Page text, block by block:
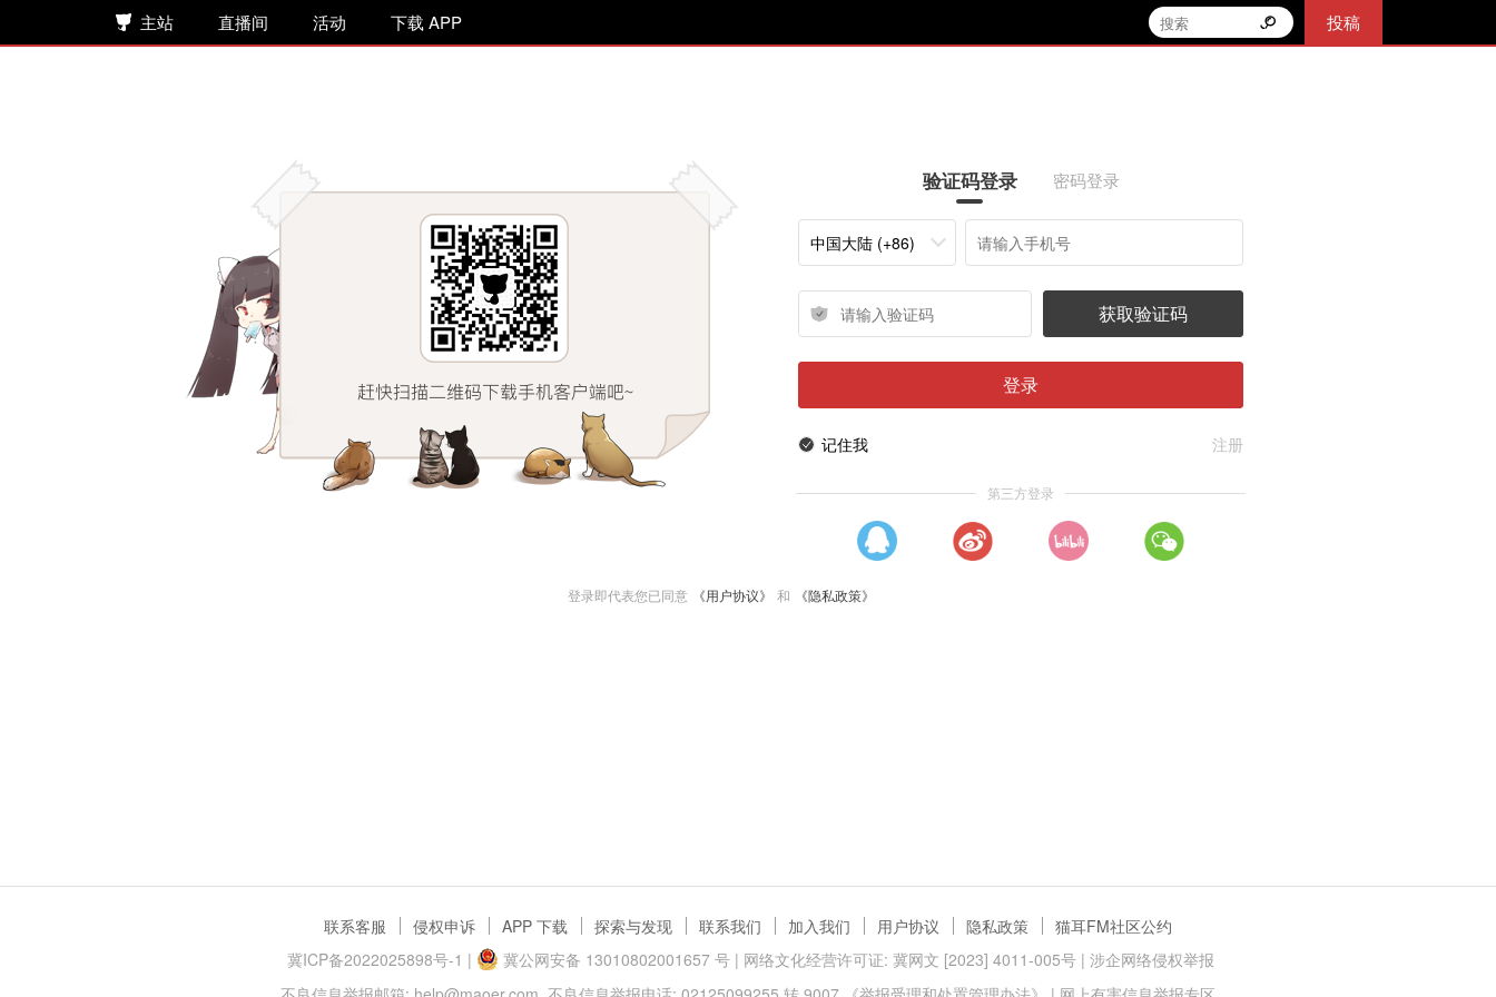
主站 直播间 活动 下载 APP 投稿
验证码登录 密码登录
中国大陆 (+86)
获取验证码
登录
记住我 注册
第三方登录
登录即代表您已同意 《用户协议》 和 《隐私政策》
联系客服 侵权申诉 APP 下载 探索与发现 联系我们 加入我们 用户协议 隐私政策
猫耳FM社区公约
冀ICP备2022025898号-1 | 冀公网安备 13010802001657 号| 网络文化经营许可证: 冀网文 [2023] 4011-005号 | 涉企网络侵权举报